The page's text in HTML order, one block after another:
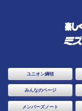
ユニオン綱領
みんなのページ
メンバーズノート